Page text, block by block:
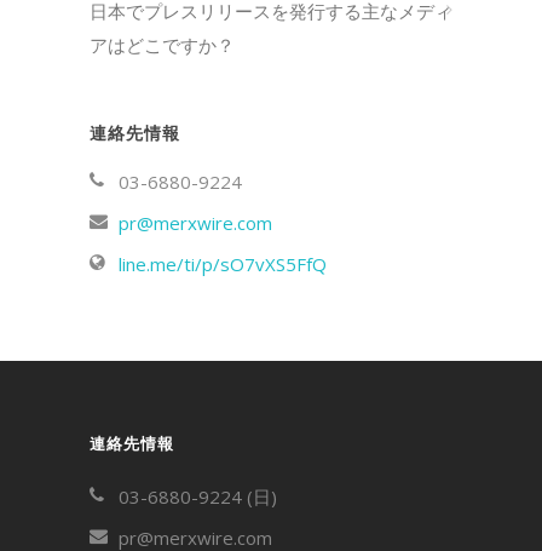
日本でプレスリリースを発行する主なメディ
アはどこですか？
連絡先情報
03-6880-9224
pr@merxwire.com
line.me/ti/p/sO7vXS5FfQ
連絡先情報
03-6880-9224 (日)
pr@merxwire.com